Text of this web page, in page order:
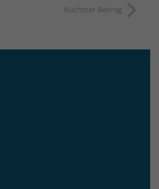
Nächster Beitrag